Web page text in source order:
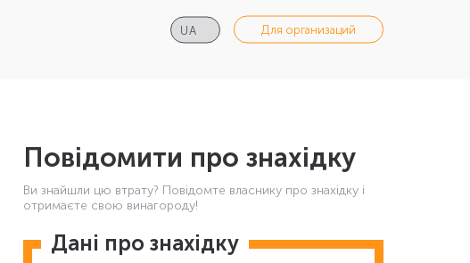
Для организаций
Повідомити про знахідку
Ви знайшли цю втрату? Повідомте власнику про знахідку і
отримаєте свою винагороду!
Дані про знахідку